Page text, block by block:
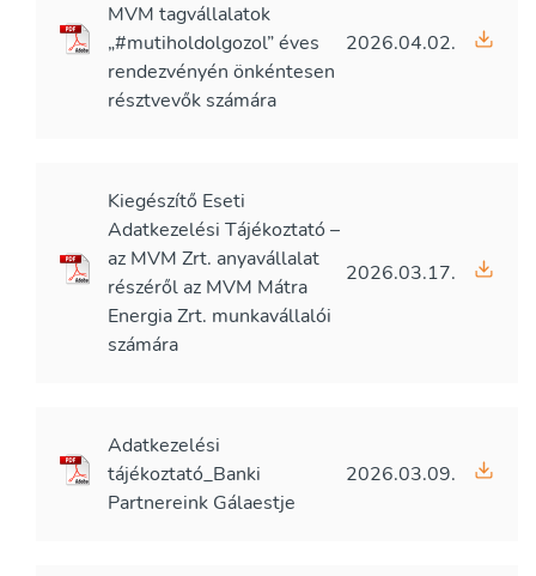
MVM tagvállalatok
„#mutiholdolgozol” éves
rendezvényén önkéntesen
résztvevők számára
2026.04.02.
Kiegészítő Eseti
Adatkezelési Tájékoztató –
az MVM Zrt. anyavállalat
részéről az MVM Mátra
Energia Zrt. munkavállalói
számára
2026.03.17.
Adatkezelési
tájékoztató_Banki
Partnereink Gálaestje
2026.03.09.